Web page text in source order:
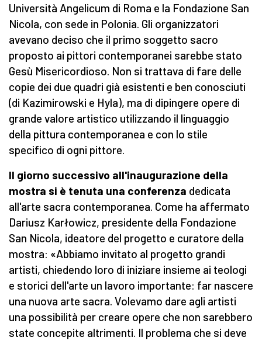
Università Angelicum di Roma e la Fondazione San
Nicola, con sede in Polonia. Gli organizzatori
avevano deciso che il primo soggetto sacro
proposto ai pittori contemporanei sarebbe stato
Gesù Misericordioso. Non si trattava di fare delle
copie dei due quadri già esistenti e ben conosciuti
(di Kazimirowski e Hyla), ma di dipingere opere di
grande valore artistico utilizzando il linguaggio
della pittura contemporanea e con lo stile
specifico di ogni pittore.
Il giorno successivo all'inaugurazione della
mostra si è tenuta una conferenza dedicata
all'arte sacra contemporanea. Come ha affermato
Dariusz Karłowicz, presidente della Fondazione
San Nicola, ideatore del progetto e curatore della
mostra: «Abbiamo invitato al progetto grandi
artisti, chiedendo loro di iniziare insieme ai teologi
e storici dell'arte un lavoro importante: far nascere
una nuova arte sacra. Volevamo dare agli artisti
una possibilità per creare opere che non sarebbero
state concepite altrimenti. Il problema che si deve